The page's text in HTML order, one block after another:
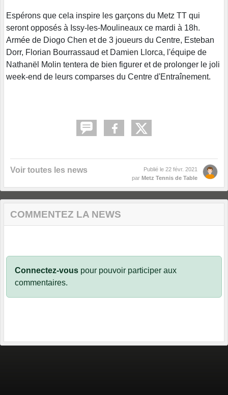
Espérons que cela inspire les garçons du Metz TT qui
seront opposés à Issy-les-Moulineaux ce mardi à 18h.
Armée de Diogo Chen et de 3 joueurs du Centre, Esteban
Dorr, Florian Bourrassaud et Damien Llorca, l'équipe de
Nathanël Molin tentera de bien figurer et de prolonger le joli
week-end de leurs comparses du Centre d'Entraînement.
Voir toutes les news Publié le 22 févr. 2021
par Metz Tennis de Table
COMMENTEZ LA NEWS
Connectez-vous pour pouvoir participer aux
commentaires.